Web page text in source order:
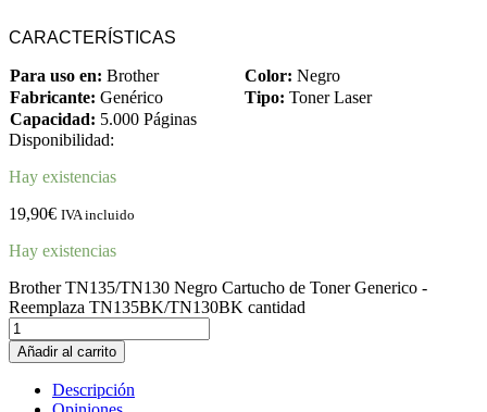
CARACTERÍSTICAS
Para uso en: Brother Color: Negro
Fabricante: Genérico Tipo: Toner Laser
Capacidad: 5.000 Páginas
Disponibilidad:
Hay existencias
19,90€ IVA incluido
Hay existencias
Brother TN135/TN130 Negro Cartucho de Toner Generico -
Reemplaza TN135BK/TN130BK cantidad
Añadir al carrito
Descripción